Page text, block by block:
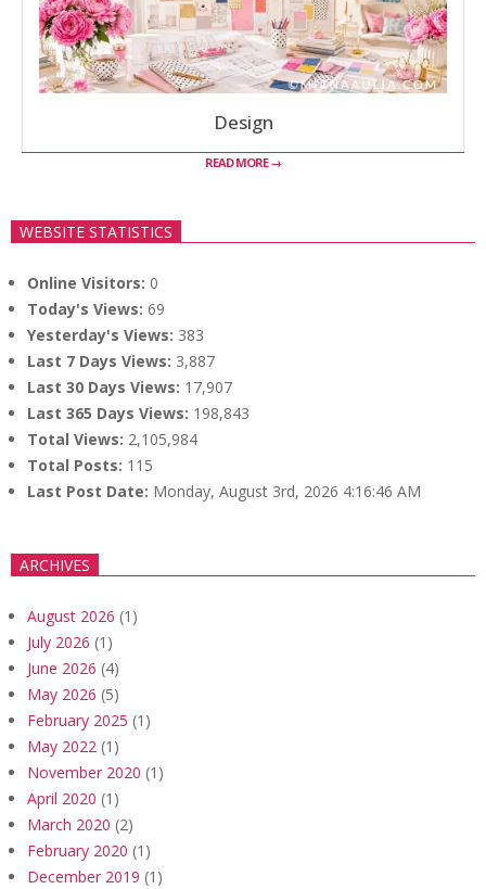
Design
READ MORE →
WEBSITE STATISTICS
Online Visitors: 0
Today's Views: 69
Yesterday's Views: 383
Last 7 Days Views: 3,887
Last 30 Days Views: 17,907
Last 365 Days Views: 198,843
Total Views: 2,105,984
Total Posts: 115
Last Post Date: Monday, August 3rd, 2026 4:16:46 AM
ARCHIVES
August 2026 (1)
July 2026 (1)
June 2026 (4)
May 2026 (5)
February 2025 (1)
May 2022 (1)
November 2020 (1)
April 2020 (1)
March 2020 (2)
February 2020 (1)
December 2019 (1)